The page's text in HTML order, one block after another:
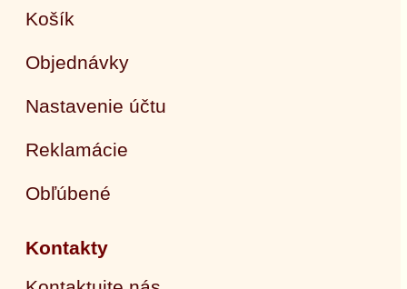
Košík
Objednávky
Nastavenie účtu
Reklamácie
Obľúbené
Kontakty